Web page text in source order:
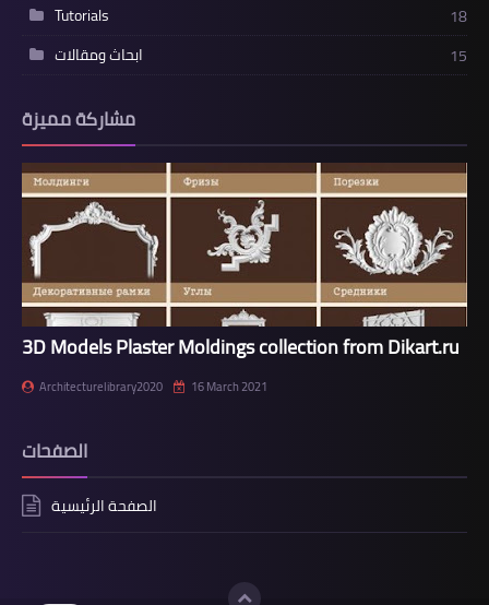
Tutorials
18
ابحاث ومقالات
15
مشاركة مميزة
3D Models Plaster Moldings collection from Dikart.ru
Architecturelibrary2020 16 March 2021
الصفحات
الصفحة الرئيسية